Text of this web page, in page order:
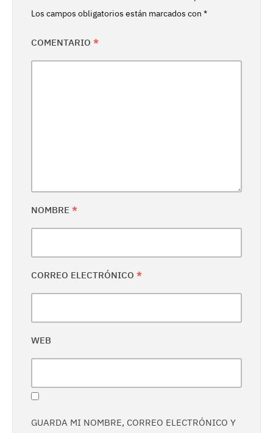
Los campos obligatorios están marcados con *
COMENTARIO *
NOMBRE *
CORREO ELECTRÓNICO *
WEB
GUARDA MI NOMBRE, CORREO ELECTRÓNICO Y